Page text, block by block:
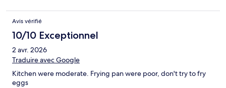
Avis vérifié
10/10 Exceptionnel
2 avr. 2026
Traduire avec Google
Kitchen were moderate. Frying pan were poor, don't try to fry
eggs